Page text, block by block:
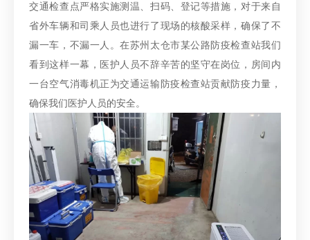
交通检查点严格实施测温、扫码、登记等措施，对于来自
省外车辆和司乘人员也进行了现场的核酸采样，确保了不
漏一车，不漏一人。在苏州太仓市某公路防疫检查站我们
看到这样一幕，医护人员不辞辛苦的坚守在岗位，房间内
一台空气消毒机正为交通运输防疫检查站贡献防疫力量，
确保我们医护人员的安全。